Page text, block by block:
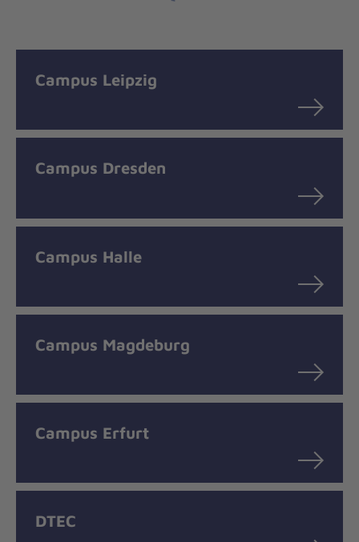
Campus Leipzig
Campus Dresden
Campus Halle
Campus Magdeburg
Campus Erfurt
DTEC